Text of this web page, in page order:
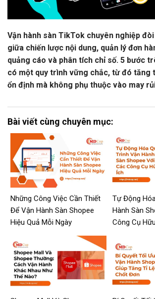
Vận hành sàn TikTok chuyên nghiệp
giữa chiến lược nội dung, quản lý đơn
quảng cáo và phân tích chỉ số. 5 bước
có một quy trình vững chắc, từ đó tăng
ổn định mà không phụ thuộc vào may
Bài viết cùng chuyên mục:
Những Công Việc Cần Thiết
Để Vận Hành Sàn Shopee
Hiệu Quả Mỗi Ngày
Tự Động
Hành Sàn
Công Cụ